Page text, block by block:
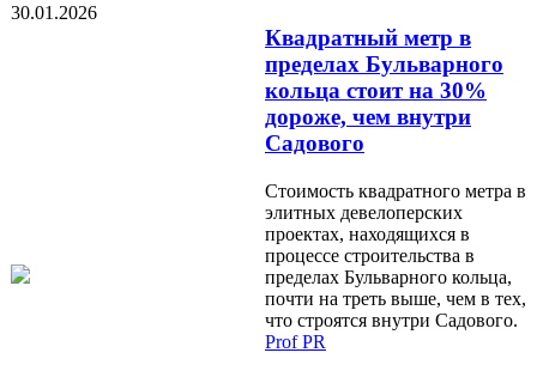
30.01.2026
Квадратный метр в
пределах Бульварного
кольца стоит на 30%
дороже, чем внутри
Садового
Стоимость квадратного метра в
элитных девелоперских
проектах, находящихся в
процессе строительства в
пределах Бульварного кольца,
почти на треть выше, чем в тех,
что строятся внутри Садового.
Prof PR